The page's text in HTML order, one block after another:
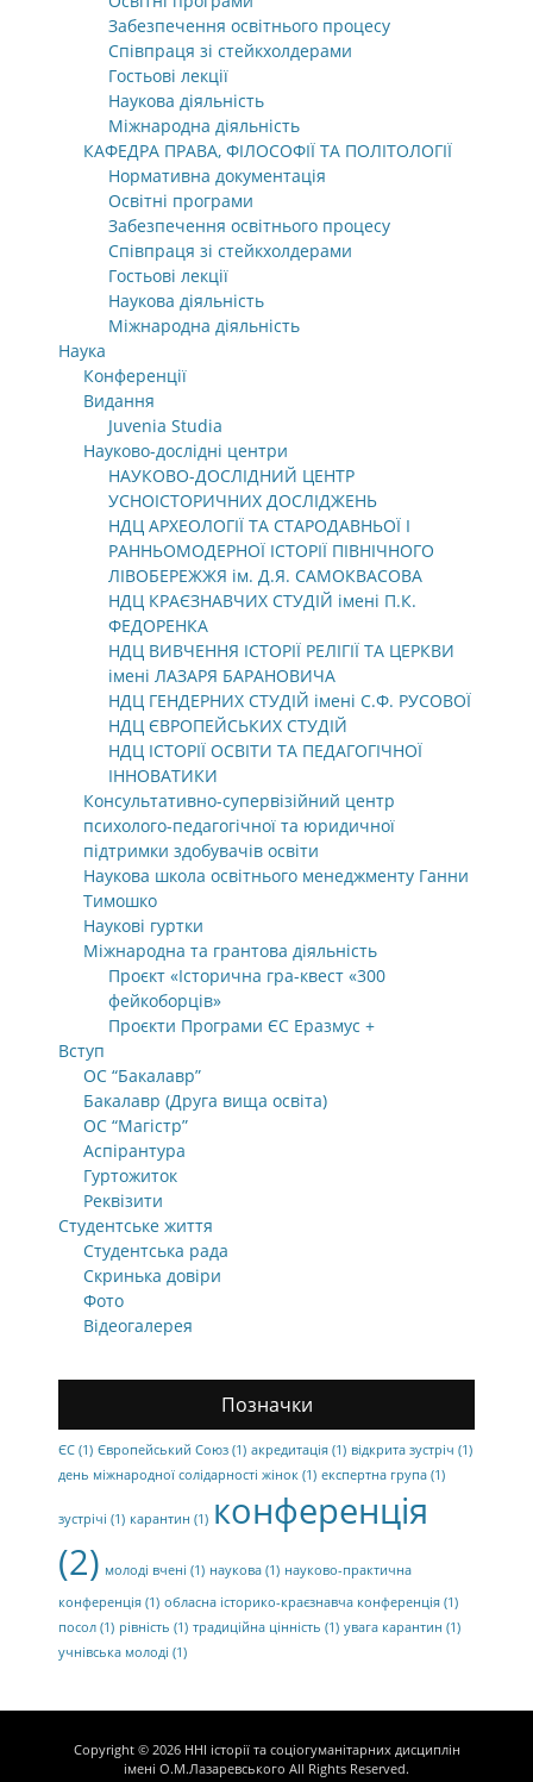
Забезпечення освітнього процесу
Співпраця зі стейкхолдерами
Гостьові лекції
Наукова діяльність
Міжнародна діяльність
КАФЕДРА ПРАВА, ФІЛОСОФІЇ ТА ПОЛІТОЛОГІЇ
Нормативна документація
Освітні програми
Забезпечення освітнього процесу
Співпраця зі стейкхолдерами
Гостьові лекції
Наукова діяльність
Міжнародна діяльність
Наука
Конференції
Видання
Juvenia Studia
Науково-дослідні центри
НАУКОВО-ДОСЛІДНИЙ ЦЕНТР
УСНОІСТОРИЧНИХ ДОСЛІДЖЕНЬ
НДЦ АРХЕОЛОГІЇ ТА СТАРОДАВНЬОЇ І
РАННЬОМОДЕРНОЇ ІСТОРІЇ ПІВНІЧНОГО
ЛІВОБЕРЕЖЖЯ ім. Д.Я. САМОКВАСОВА
НДЦ КРАЄЗНАВЧИХ СТУДІЙ імені П.К.
ФЕДОРЕНКА
НДЦ ВИВЧЕННЯ ІСТОРІЇ РЕЛІГІЇ ТА ЦЕРКВИ
імені ЛАЗАРЯ БАРАНОВИЧА
НДЦ ГЕНДЕРНИХ СТУДІЙ імені С.Ф. РУСОВОЇ
НДЦ ЄВРОПЕЙСЬКИХ СТУДІЙ
НДЦ ІСТОРІЇ ОСВІТИ ТА ПЕДАГОГІЧНОЇ
ІННОВАТИКИ
Консультативно-супервізійний центр
психолого-педагогічної та юридичної
підтримки здобувачів освіти
Наукова школа освітнього менеджменту Ганни
Тимошко
Наукові гуртки
Міжнародна та грантова діяльність
Проєкт «Історична гра-квест «300
фейкоборців»
Проєкти Програми ЄС Еразмус +
Вступ
ОС “Бакалавр”
Бакалавр (Друга вища освіта)
ОС “Магістр”
Аспірантура
Гуртожиток
Реквізити
Студентське життя
Студентська рада
Скринька довіри
Фото
Відеогалерея
Позначки
ЄС (1) Європейський Союз (1) акредитація (1) відкрита зустріч (1)
день міжнародної солідарності жінок (1) експертна група (1)
зустрічі (1) карантин (1) конференція
(2) молоді вчені (1) наукова (1) науково-практична
конференція (1) обласна історико-краєзнавча конференція (1)
посол (1) рівність (1) традиційна цінність (1) увага карантин (1)
учнівська молоді (1)
Copyright © 2026 ННІ історії та соціогуманітарних дисциплін
імені О.М.Лазаревського All Rights Reserved.